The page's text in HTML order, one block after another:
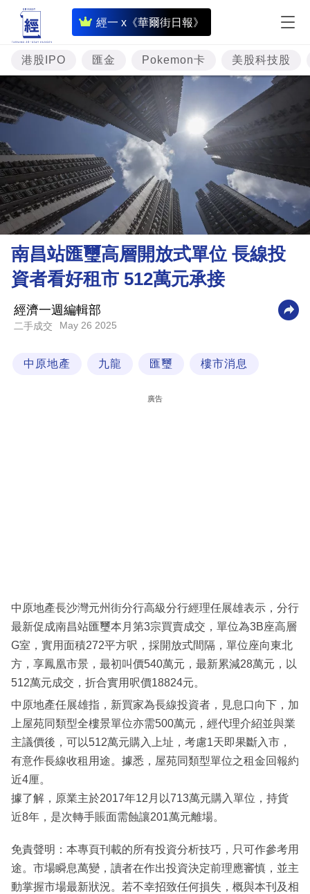
經一 x《華爾街日報》
即
時
財
經
題
資
樓
理
財
商
業
科
區
港股IPO 匯金 Pokemon卡 美股科技股
南昌站匯璽高層開放式單位 長線投
資者看好租市 512萬元承接
經濟一週編輯部
二手成交 May 26 2025
中原地產 九龍 匯璽 樓市消息
廣告
中原地產長沙灣元州街分行高級分行經理任展雄表示，分行
最新促成南昌站匯璽本月第3宗買賣成交，單位為3B座高層
G室，實用面積272平方呎，採開放式間隔，單位座向東北
方，享鳳凰市景，最初叫價540萬元，最新累減28萬元，以
512萬元成交，折合實用呎價18824元。
中原地產任展雄指，新買家為長線投資者，見息口向下，加
上屋苑同類型全樓景單位亦需500萬元，經代理介紹並與業
主議價後，可以512萬元購入上址，考慮1天即果斷入市，
有意作長線收租用途。據悉，屋苑同類型單位之租金回報約
近4厘。
據了解，原業主於2017年12月以713萬元購入單位，持貨
近8年，是次轉手賬面需蝕讓201萬元離場。
免責聲明：本專頁刊載的所有投資分析技巧，只可作參考用
途。市場瞬息萬變，讀者在作出投資決定前理應審慎，並主
動掌握市場最新狀況。若不幸招致任何損失，概與本刊及相